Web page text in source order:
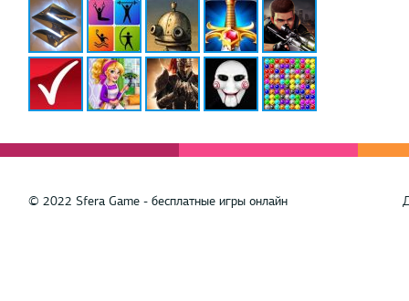
© 2022 Sfera Game - бесплатные игры онлайн